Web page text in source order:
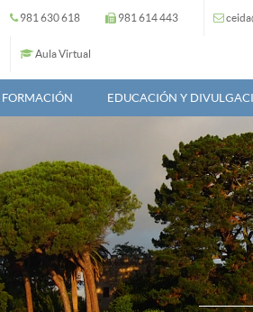
981 630 618 981 614 443
Aula Virtual
FORMACIÓN EDUCACIÓN Y